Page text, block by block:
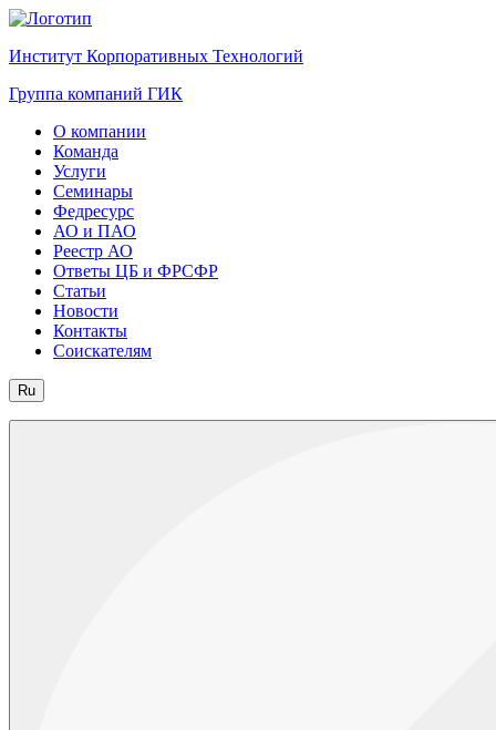
Институт Корпоративных Технологий
Группа компаний ГИК
О компании
Команда
Услуги
Семинары
Федресурс
АО и ПАО
Реестр АО
Ответы ЦБ и ФРСФР
Статьи
Новости
Контакты
Соискателям
Ru